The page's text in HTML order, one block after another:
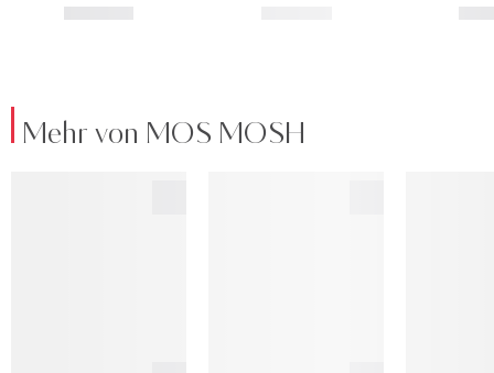
Mehr von MOS MOSH